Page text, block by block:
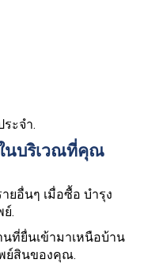
ะจำ.
นบริเวณที่คุณ
ยอื่นๆ เมื่อซื้อ บำรุง
.
ที่ยื่นเข้ามาเหนือบ้าน
ย์สินของคุณ.